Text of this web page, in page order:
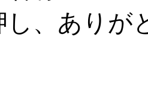
、 ありが